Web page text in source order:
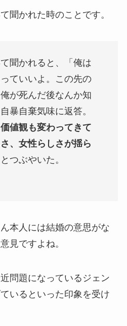
聞かれた時のことです。
聞かれると、「俺は
ていいよ。この先の
が死んだ後なんか知
暴自棄気味に返答。
値観も変わってきて
、女性らしさが揺ら
とつぶやいた。
本人には結婚の意思がな
見ですよね。
問題になっているジェン
いるといった印象を受け